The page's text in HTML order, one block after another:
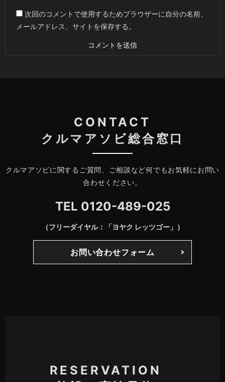
次回のコメントで使用するためブラウザーに自分の名前、
メールアドレス、サイトを保存する。
CONTACT
クルマアソビ総合窓口
クルマアソビに関するご質問、ご相談など何でもお気軽にお問い
合わせください。
TEL 0120-489-025
（フリーダイヤル：「ヨヤク レッツゴー」）
お問い合わせフォーム
RESERVATION